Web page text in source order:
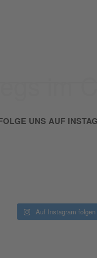
UNS AUF
Auf Instagram folgen